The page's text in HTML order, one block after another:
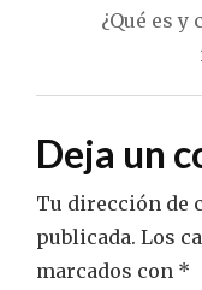
¿Qué es
Deja un
Tu dirección de
publicada. Los
marcados con *